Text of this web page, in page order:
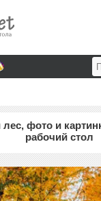
фото и
рабочий стол